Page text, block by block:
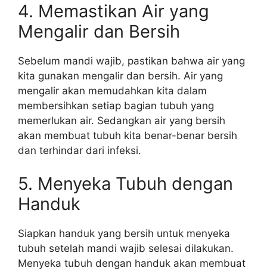
4. Memastikan Air yang
Mengalir dan Bersih
Sebelum mandi wajib, pastikan bahwa air yang
kita gunakan mengalir dan bersih. Air yang
mengalir akan memudahkan kita dalam
membersihkan setiap bagian tubuh yang
memerlukan air. Sedangkan air yang bersih
akan membuat tubuh kita benar-benar bersih
dan terhindar dari infeksi.
5. Menyeka Tubuh dengan
Handuk
Siapkan handuk yang bersih untuk menyeka
tubuh setelah mandi wajib selesai dilakukan.
Menyeka tubuh dengan handuk akan membuat